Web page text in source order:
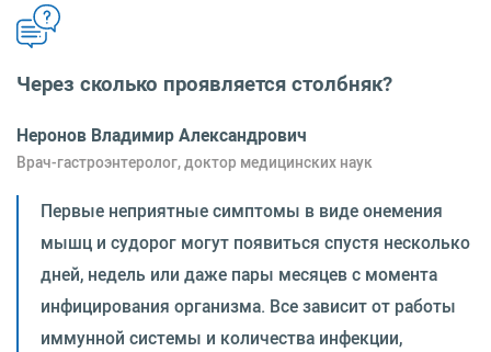
Через сколько проявляется столбняк?
Неронов Владимир Александрович
Врач-гастроэнтеролог, доктор медицинских наук
Первые неприятные симптомы в виде онемения
мышц и судорог могут появиться спустя несколько
дней, недель или даже пары месяцев с момента
инфицирования организма. Все зависит от работы
иммунной системы и количества инфекции,